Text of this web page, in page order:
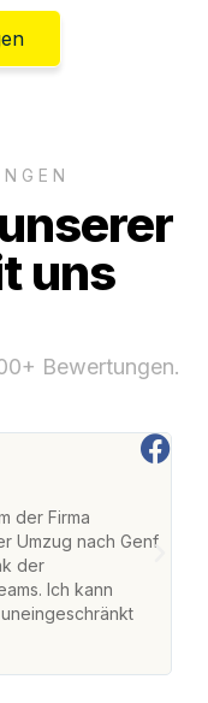
uns
Bewertungen.
der Firma
Umzug nach Genf
der
Ich kann